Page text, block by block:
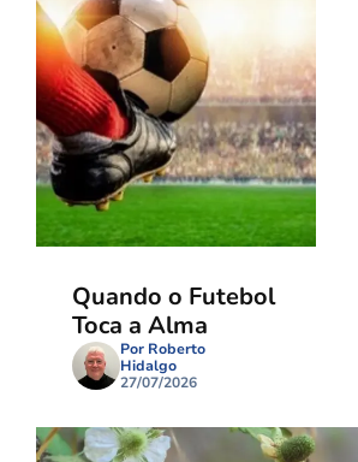
Quando o Futebol
Toca a Alma
Por Roberto
Hidalgo
27/07/2026